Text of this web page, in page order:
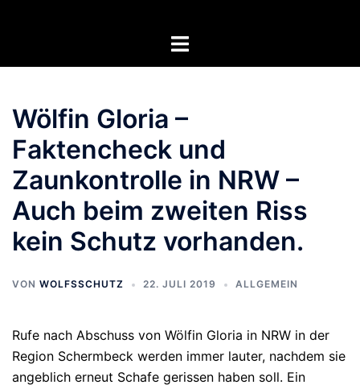
Menü
Wölfin Gloria –
Faktencheck und
Zaunkontrolle in NRW –
Auch beim zweiten Riss
kein Schutz vorhanden.
VON WOLFSSCHUTZ 22. JULI 2019 ALLGEMEIN
Rufe nach Abschuss von Wölfin Gloria in NRW in der
Region Schermbeck werden immer lauter, nachdem sie
angeblich erneut Schafe gerissen haben soll. Ein